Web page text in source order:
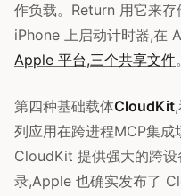
作负载。Return 用它来
iPhone 上启动计时器,在
Apple 平台,三个共享文件。
第四种基础载体CloudKit
列应用在跨进程MCP集成
CloudKit 提供强大的跨
录,Apple 也确实发布了